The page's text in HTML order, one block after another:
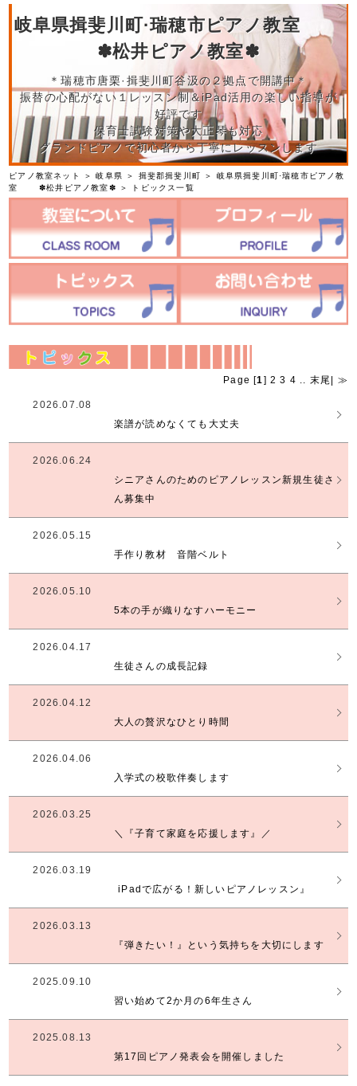
岐阜県揖斐川町·瑞穂市ピアノ教室
✽松井ピアノ教室✽
＊瑞穂市唐栗·揖斐川町谷汲の２拠点で開講中＊
振替の心配がない１レッスン制＆iPad活用の楽しい指導が
好評です
保育士試験対策や大正琴も対応
グランドピアノで初心者から丁寧にレッスンします
ピアノ教室ネット ＞岐阜県 ＞ 揖斐郡揖斐川町 ＞ 岐阜県揖斐川町·瑞穂市ピアノ教
室 ✽松井ピアノ教室✽ ＞ トピックス一覧
Page [1 ] 2 3 4 末尾 | ≫
2026.07.08
楽譜が読めなくても大丈夫
2026.06.24
シニアさんのためのピアノレッスン新規生徒さ
ん募集中
2026.05.15
手作り教材 音階ベルト
2026.05.10
5本の手が織りなすハーモニー
2026.04.17
生徒さんの成長記録
2026.04.12
大人の贅沢なひとり時間
2026.04.06
入学式の校歌伴奏します
2026.03.25
​＼『子育て家庭を応援します』／⁡ ⁡
2026.03.19
⁡ ​iPadで広がる！新しいピアノレッスン』⁡
2026.03.13
『弾きたい！』という気持ちを大切にします
2025.09.10
習い始めて2か月の6年生さん
2025.08.13
第17回ピアノ発表会を開催しました